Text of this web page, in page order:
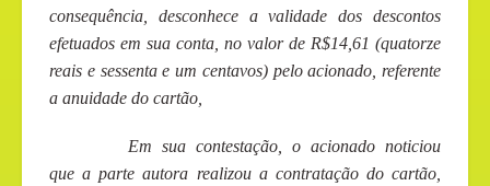
consequência, desconhece a validade dos descontos
efetuados em sua conta, no valor de R$14,61 (quatorze
reais e sessenta e um centavos) pelo acionado, referente
a anuidade do cartão,
Em sua contestação, o acionado noticiou
que a parte autora realizou a contratação do cartão,